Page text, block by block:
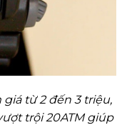
từ 2 đến 3 triệu,
trội 20ATM giúp